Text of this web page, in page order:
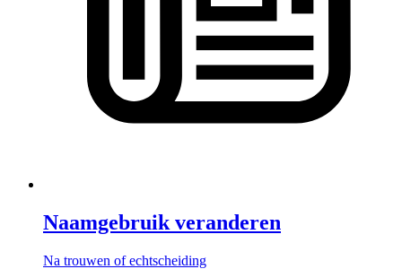
Naamgebruik veranderen
Na trouwen of echtscheiding